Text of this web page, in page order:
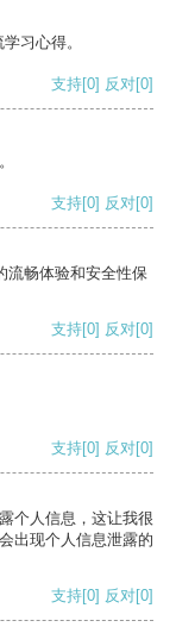
习心得。
支持[0] 反对[0]
支持[0] 反对[0]
流畅体验和安全性保
支持[0] 反对[0]
支持[0] 反对[0]
个人信息，这让我很
出现个人信息泄露的
支持[0] 反对[0]